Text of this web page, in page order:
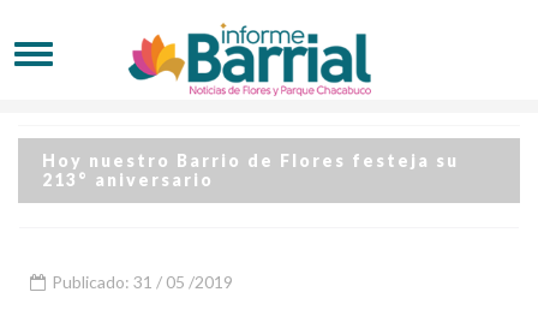
Hoy nuestro Barrio de Flores festeja su
213° aniversario
Publicado: 31 / 05 /2019